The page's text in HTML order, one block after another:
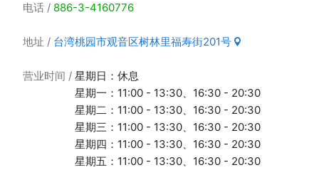
电话 886-3-4160776
地址 台湾桃园市观音区树林里福寿街201号
营业时间
星期日：休息
星期一：11:00 - 13:30、16:30 - 20:30
星期二：11:00 - 13:30、16:30 - 20:30
星期三：11:00 - 13:30、16:30 - 20:30
星期四：11:00 - 13:30、16:30 - 20:30
星期五：11:00 - 13:30、16:30 - 20:30